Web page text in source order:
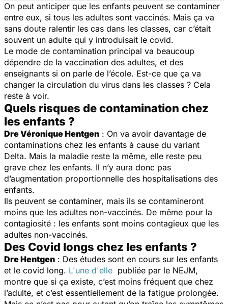
On peut anticiper que les enfants peuvent se contaminer
entre eux, si tous les adultes sont vaccinés. Mais ça va
sans doute ralentir les cas dans les classes, car c’était
souvent un adulte qui y introduisait le covid.
Le mode de contamination principal va beaucoup
dépendre de la vaccination des adultes, et des
enseignants si on parle de l’école. Est-ce que ça va
changer la circulation du virus dans les classes ? Cela
reste à voir.
Quels risques de contamination chez
les enfants ?
Dre Véronique Hentgen : On va avoir davantage de
contaminations chez les enfants à cause du variant
Delta. Mais la maladie reste la même, elle reste peu
grave chez les enfants. Il n’y aura donc pas
d’augmentation proportionnelle des hospitalisations des
enfants.
Ils peuvent se contaminer, mais ils se contamineront
moins que les adultes non-vaccinés. De même pour la
contagiosité : les enfants sont moins contagieux que les
adultes non-vaccinés.
Des Covid longs chez les enfants ?
Dre Hentgen : Des études sont en cours sur les enfants
et le covid long. L'une d'elle publiée par le NEJM,
montre que si ça existe, c’est moins fréquent que chez
l’adulte, et c’est essentiellement de la fatigue prolongée.